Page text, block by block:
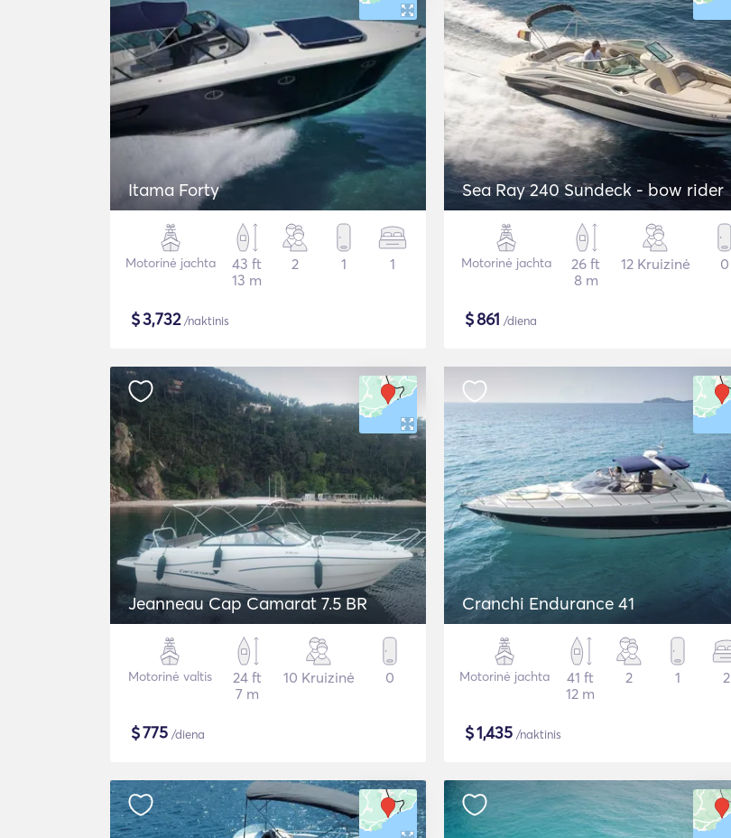
Itama Forty
Motorinė jachta
43 ft
13 m
2 1 1
$3,732/naktinis
Sea Ray 240 Sundeck - bow rider
Motorinė jachta
26 ft
8 m
12 Kruizinė 0
$861 /diena
Jeanneau Cap Camarat 7.5 BR
Motorinė valtis
24 ft
7 m
10 Kruizinė 0
$775 /diena
Cranchi Endurance 41
Motorinė jachta
41 ft
12 m
2 1 2
$1,435 /naktinis